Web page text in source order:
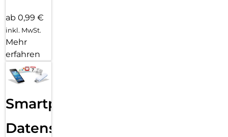
ab 0,99 €
inkl. MwSt.
Mehr
erfahren
Smartphone
Datensicherung